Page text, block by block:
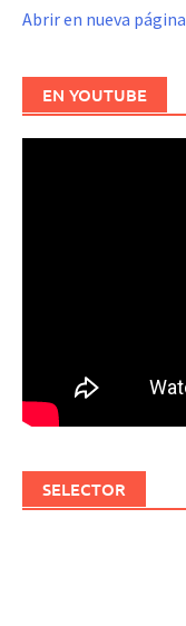
Abrir en nueva página
EN YOUTUBE
SELECTOR